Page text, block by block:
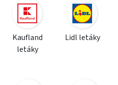
Kaufland
letáky
Lidl letáky